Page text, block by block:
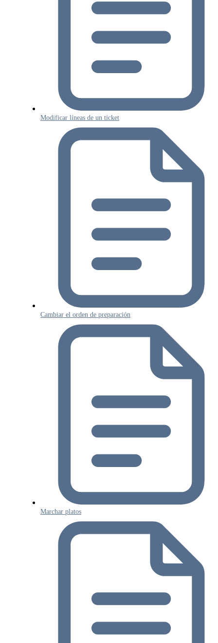
Modificar líneas de un ticket
Cambiar el orden de preparación
Marchar platos